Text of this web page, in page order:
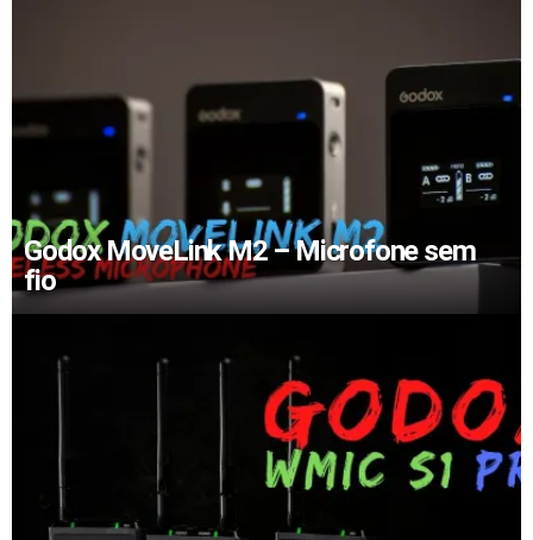
Godox MoveLink M2 – Microfone sem
fio